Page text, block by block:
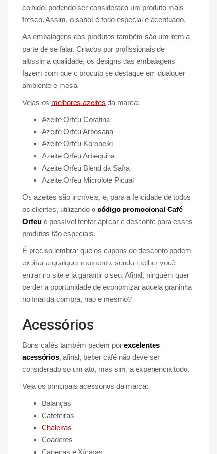
colhido, podendo ser considerado um produto mais
fresco. Assim, o sabor é todo especial e acentuado.
As embalagens dos produtos também são um item a
parte de se falar. Criados por profissionais de
altíssima qualidade, os designs das embalagens
fazem com que o produto se destaque em qualquer
ambiente e mesa.
Vejas os melhores azeites da marca:
Azeite Orfeu Coratina
Azeite Orfeu Arbosana
Azeite Orfeu Koroneiki
Azeite Orfeu Arbequina
Azeite Orfeu Blend da Safra
Azeite Orfeu Microlote Picual
Os azeites são incríveis, e, para a felicidade de todos
os clientes, utilizando o código promocional Café
Orfeu é possível tentar aplicar o desconto para esses
produtos tão especiais.
É preciso lembrar que os cupons de desconto podem
expirar a qualquer momento, sendo melhor você
entrar no site e já garantir o seu. Afinal, ninguém quer
perder a oportunidade de economizar aquela graninha
no final da compra, não é mesmo?
Acessórios
Bons cafés também pedem por excelentes
acessórios, afinal, beber café não deve ser
considerado só um ato, mas sim, a experiência todo.
Veja os principais acessórios da marca:
Balanças
Cafeteiras
Chaleiras
Coadores
Canecas e Xícaras